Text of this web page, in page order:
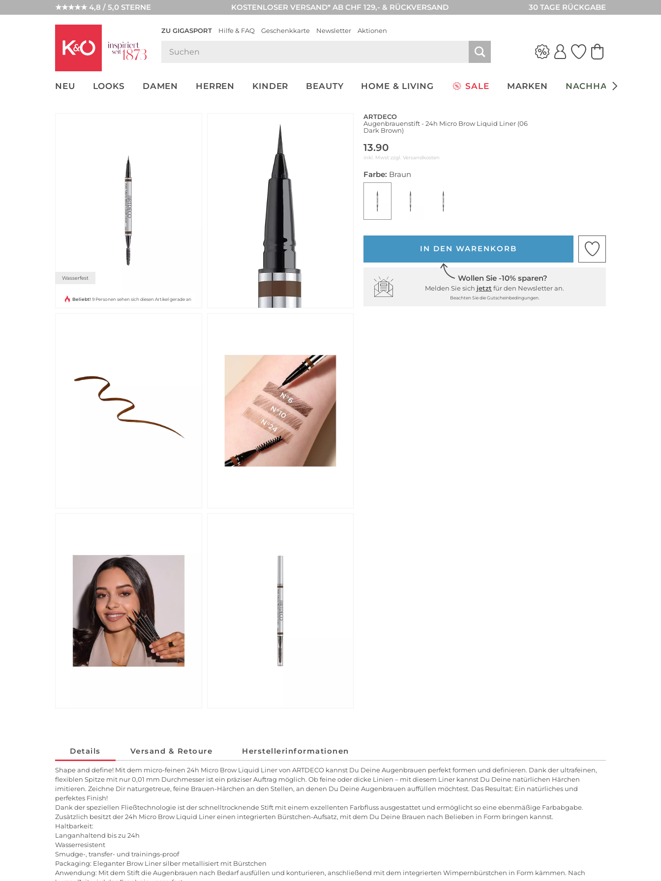
★★★★★ 4,8 / 5,0 STERNE KOSTENLOSER VERSAND* AB CHF 129,- & RÜCKVERSAND 30 TAGE RÜCKGABE
ZU GIGASPORT Hilfe & FAQ Geschenkkarte Newsletter Aktionen
NEU LOOKS DAMEN HERREN KINDER BEAUTY HOME & LIVING SALE MARKEN NACHHALTIGKEIT
NEW IN
WEDDING
Wasserfest
Beliebt! 9 Personen sehen sich diesen Artikel gerade an
ARTDECO
Augenbrauenstift - 24h Micro Brow Liquid Liner (06
Dark Brown)
13.90
inkl. Mwst zzgl. Versandkosten
Farbe: Braun
IN DEN WARENKORB
Wollen Sie -10% sparen?
Melden Sie sich jetzt für den Newsletter an.
Beachten Sie die Gutscheinbedingungen.
Details Versand & Retoure Herstellerinformationen
Shape and define! Mit dem micro-feinen 24h Micro Brow Liquid Liner von ARTDECO kannst Du Deine Augenbrauen perfekt formen und definieren. Dank der ultrafeinen,
flexiblen Spitze mit nur 0,01 mm Durchmesser ist ein präziser Auftrag möglich. Ob feine oder dicke Linien – mit diesem Liner kannst Du Deine natürlichen Härchen
imitieren. Zeichne Dir naturgetreue, feine Brauen-Härchen an den Stellen, an denen Du Deine Augenbrauen auffüllen möchtest. Das Resultat: Ein natürliches und
perfektes Finish!
Dank der speziellen Fließtechnologie ist der schnelltrocknende Stift mit einem exzellenten Farbfluss ausgestattet und ermöglicht so eine ebenmäßige Farbabgabe.
Zusätzlich besitzt der 24h Micro Brow Liquid Liner einen integrierten Bürstchen-Aufsatz, mit dem Du Deine Brauen nach Belieben in Form bringen kannst.
Haltbarkeit:
Langanhaltend bis zu 24h
Wasserresistent
Smudge-, transfer- und trainings-proof
Packaging: Eleganter Brow Liner silber metallisiert mit Bürstchen
Anwendung: Mit dem Stift die Augenbrauen nach Bedarf ausfüllen und konturieren, anschließend mit dem integrierten Wimpernbürstchen in Form kämmen. Nach